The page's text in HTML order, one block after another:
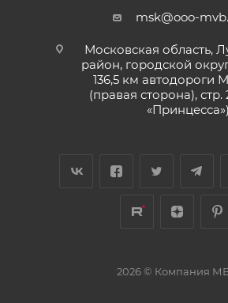
msk@ooo-
Московская область,
район, городской
136,5 км автодороги
(правая сторона), стр.
«‎Принцесса»)
2026 © Компания